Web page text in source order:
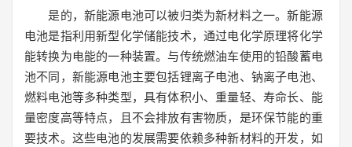
是的，新能源电池可以被归类为新材料之一。新能源
电池是指利用新型化学储能技术，通过电化学原理将化学
能转换为电能的一种装置。与传统燃油车使用的铅酸蓄电
池不同，新能源电池主要包括锂离子电池、钠离子电池、
燃料电池等多种类型，具有体积小、重量轻、寿命长、能
量密度高等特点，且不会排放有害物质，是环保节能的重
要技术。这些电池的发展需要依赖多种新材料的开发，如